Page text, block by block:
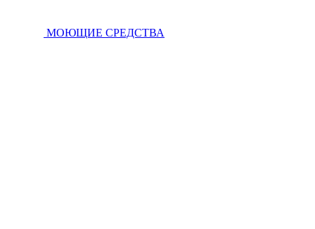
МОЮЩИЕ СРЕДСТВА